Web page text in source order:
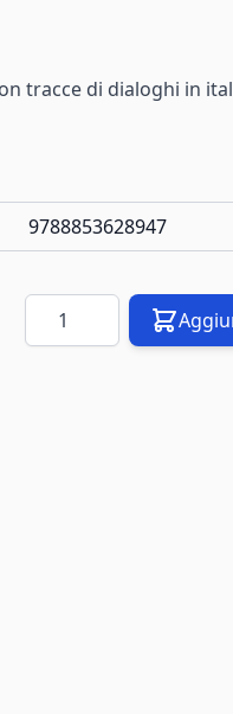
tracce di dialoghi in
9788853628947
Quantità